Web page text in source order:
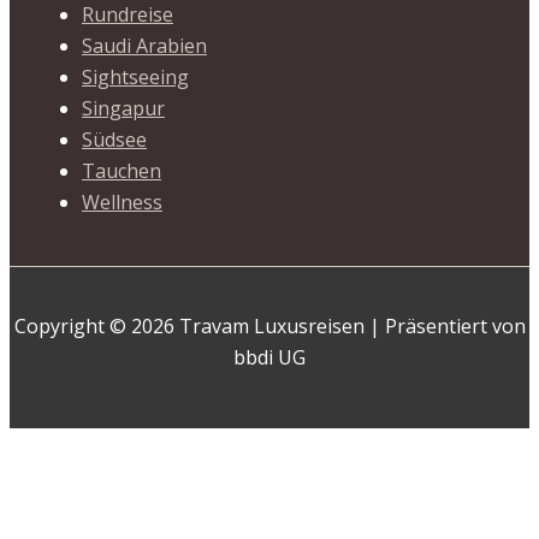
Rundreise
Saudi Arabien
Sightseeing
Singapur
Südsee
Tauchen
Wellness
Copyright © 2026 Travam Luxusreisen | Präsentiert von
bbdi UG